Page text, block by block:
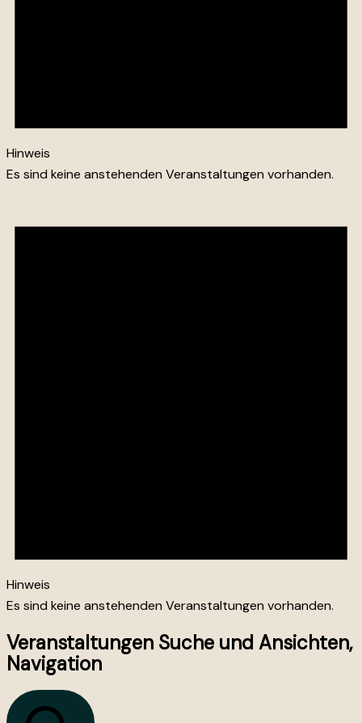
Hinweis
Es sind keine anstehenden Veranstaltungen vorhanden.
Hinweis
Es sind keine anstehenden Veranstaltungen vorhanden.
Veranstaltungen Suche und Ansichten,
Navigation